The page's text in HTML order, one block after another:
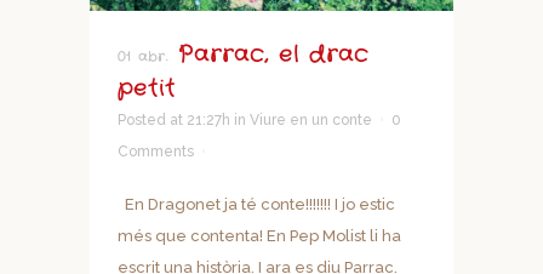
01 abr.
Parrac, el drac
petit
Posted at 21:27h in Viure en un conte
0
Comments
En Dragonet ja té conte!!!!!!! I jo estic
més que contenta! En Pep Molist li ha
escrit una història. I ara es diu Parrac.